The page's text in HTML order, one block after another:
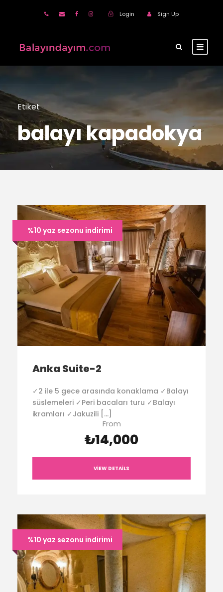
Login Sign Up
Etiket
balayı kapadokya
%10 yaz sezonu indirimi
Anka Suite-2
✓2 ile 5 gece arasında konaklama ✓Balayı
süslemeleri ✓Peri bacaları turu ✓Balayı
ikramları ✓Jakuzili […]
From
₺14,000
VIEW DETAILS
%10 yaz sezonu indirimi